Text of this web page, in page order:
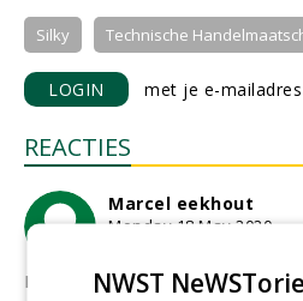
Silky Technische
LOGIN met je e-mailadres
REACTIES
Marcel eekhout
Monday 18 May 2020
De zagen van Silky worden sinds
NWST